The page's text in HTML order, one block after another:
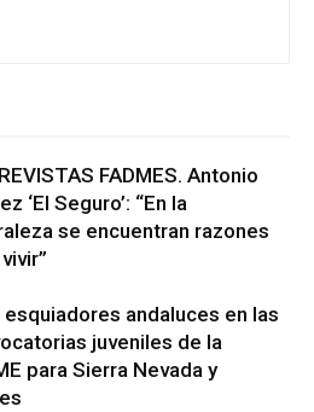
FADMES. Antonio
‘El Seguro’: “En la
se encuentran razones
andaluces en las
juveniles de la
para Sierra Nevada y